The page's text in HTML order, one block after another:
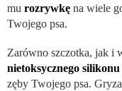
mu rozrywkę na wiele
Twojego psa.
Zarówno szczotka, jak i
nietoksycznego silikonu
zęby Twojego psa.